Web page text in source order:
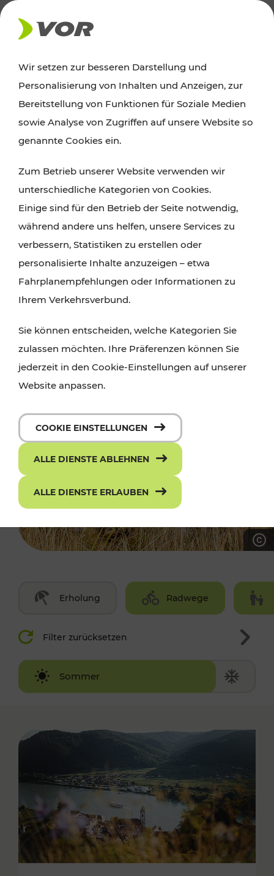
AKTUELLES
Ausflugstipps
Wien, Niederösterreich und das Burgenland
Wanderungen, Kultur und Gastronomie,
Radtouren oder purer Naturgenuss – viele
Attraktionen sind mit den Ticket- und Fahrplan-
Angeboten des VOR gut und schnell erreichbar.
Erholung Radwege
Filter zurücksetzen
Sommer
Winter
Wir setzen zur besseren Darstellung und
Personalisierung von Inhalten und Anzeigen, zur
Bereitstellung von Funktionen für Soziale Medien
sowie Analyse von Zugriffen auf unsere Website so
genannte Cookies ein.
Zum Betrieb unserer Website verwenden wir
unterschiedliche Kategorien von Cookies.
Einige sind für den Betrieb der Seite notwendig,
während andere uns helfen, unsere Services zu
verbessern, Statistiken zu erstellen oder
personalisierte Inhalte anzuzeigen – etwa
Fahrplanempfehlungen oder Informationen zu
Ihrem Verkehrsverbund.
Sie können entscheiden, welche Kategorien Sie
zulassen möchten. Ihre Präferenzen können Sie
jederzeit in den Cookie-Einstellungen auf unserer
Website anpassen.
COOKIE EINSTELLUNGEN
ALLE DIENSTE ABLEHNEN
ALLE DIENSTE ERLAUBEN